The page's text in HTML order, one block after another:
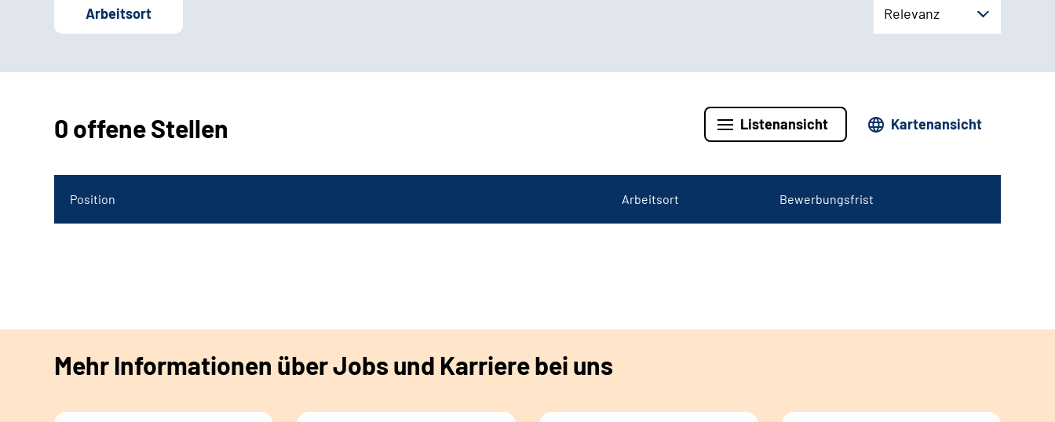
Arbeitsort Relevanz
0 offene Stellen Listenansicht Kartenansicht
Position Arbeitsort Bewerbungsfrist
Mehr Informationen über Jobs und Karriere bei uns